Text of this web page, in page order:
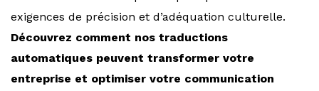
exigences de précision et d’adéquation culturelle.
Découvrez comment nos traductions
automatiques peuvent transformer votre
entreprise et optimiser votre communication